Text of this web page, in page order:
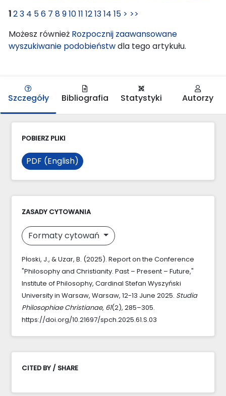
123 4 56 7 891011 121314 15 > >>
Możesz również Rozpocznij zaawansowane
wyszukiwanie podobieństwdla tego artykułu.
Szczegóły Bibliografia Statystyki Autorzy
POBIERZ PLIKI
PDF (English)
ZASADY CYTOWANIA
Formaty cytowań
Płoski, J., & Uzar, B. (2025). Report on the Conference
"Philosophy and Christianity. Past – Present – Future,"
Institute of Philosophy, Cardinal Stefan Wyszyński
University in Warsaw, Warsaw, 12-13 June 2025. Studia
Philosophiae Christianae, 61(2), 285–305.
https://doi.org/10.21697/spch.2025.61.S.03
CITED BY / SHARE